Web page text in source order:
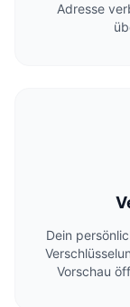
Adresse
Dein
Vorschau